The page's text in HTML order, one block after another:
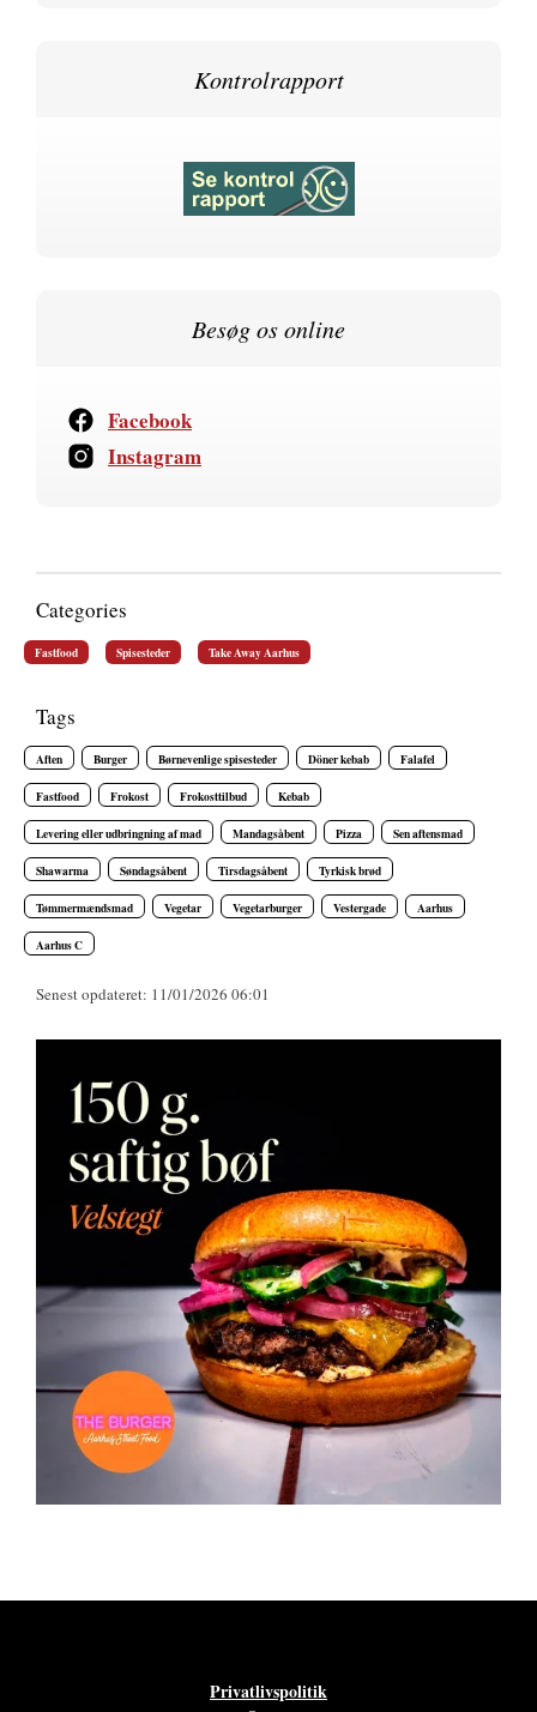
Kontrolrapport
Besøg os online
Facebook
Instagram
Categories
Fastfood Spisesteder Take Away Aarhus
Tags
Aften Burger Børnevenlige spisesteder Döner kebab Falafel
Fastfood Frokost Frokosttilbud Kebab
Levering eller udbringning af mad Mandagsåbent Pizza Sen aftensmad
Shawarma Søndagsåbent Tirsdagsåbent Tyrkisk brød
Tømmermændsmad Vegetar Vegetarburger Vestergade Aarhus
Aarhus C
Senest opdateret: 11/01/2026 06:01
Privatlivspolitik